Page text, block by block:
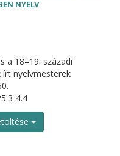
NYELV
a 18–19. századi
nyelvmesterek
4.4